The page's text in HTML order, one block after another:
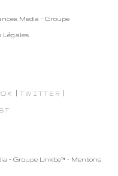
Media - Groupe
Légales
| TWITTER |
- Groupe Linkibe™ - Mentions